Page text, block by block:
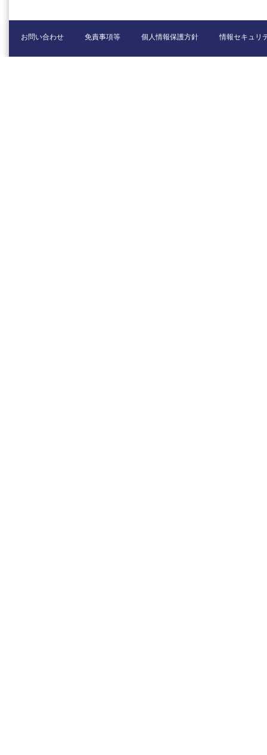
お問い合わせ 免責事項等 個人情報保護方針 情報セキュリ